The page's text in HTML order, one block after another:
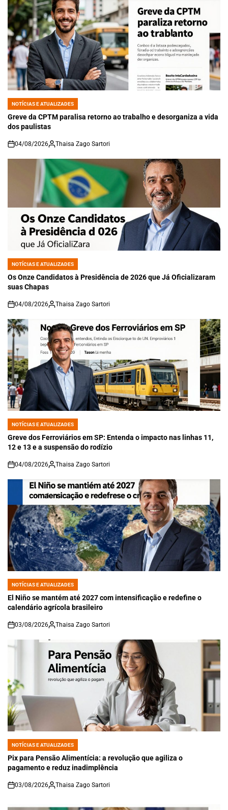
POSTED
IN
NOTÍCIAS E ATUALIZADES
Greve da CPTM paralisa retorno ao trabalho e desorganiza a vida
dos paulistas
on
04/08/2026 Thaisa Zago Sartori
POSTED
IN
NOTÍCIAS E ATUALIZADES
Os Onze Candidatos à Presidência de 2026 que Já Oficializaram
suas Chapas
on
04/08/2026 Thaisa Zago Sartori
POSTED
IN
NOTÍCIAS E ATUALIZADES
Greve dos Ferroviários em SP: Entenda o impacto nas linhas 11,
12 e 13 e a suspensão do rodízio
on
04/08/2026 Thaisa Zago Sartori
POSTED
IN
NOTÍCIAS E ATUALIZADES
El Niño se mantém até 2027 com intensificação e redefine o
calendário agrícola brasileiro
on
03/08/2026 Thaisa Zago Sartori
POSTED
IN
NOTÍCIAS E ATUALIZADES
Pix para Pensão Alimentícia: a revolução que agiliza o
pagamento e reduz inadimplência
on
03/08/2026 Thaisa Zago Sartori